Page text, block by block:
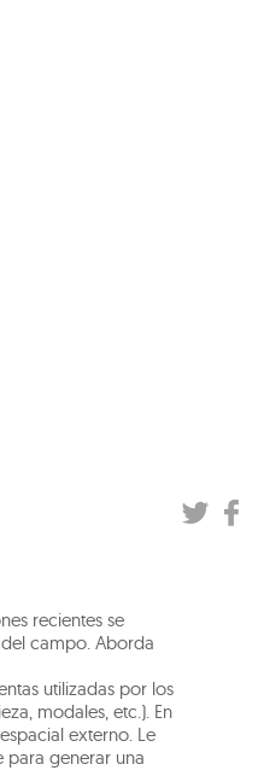
recientes se
campo. Aborda
utilizadas por los
modales, etc.). En
externo. Le
para generar una